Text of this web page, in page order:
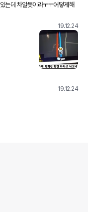
는데 차알못이라ㅜㅜ어떻게해
리비도걱정이네요...고수들의의
19.12.24
19.12.24